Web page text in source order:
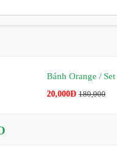
Bánh Orange /
20,000Đ 180,000